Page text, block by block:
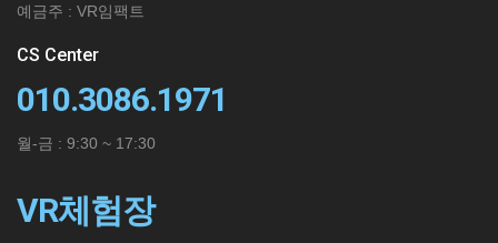
예금주 : VR임팩트
CS Center
010.3086.1971
월-금 : 9:30 ~ 17:30
VR체험장